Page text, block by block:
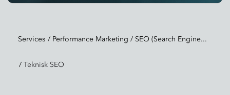
Services / Performance Marketing / SEO (Search Engine...
/ Teknisk SEO